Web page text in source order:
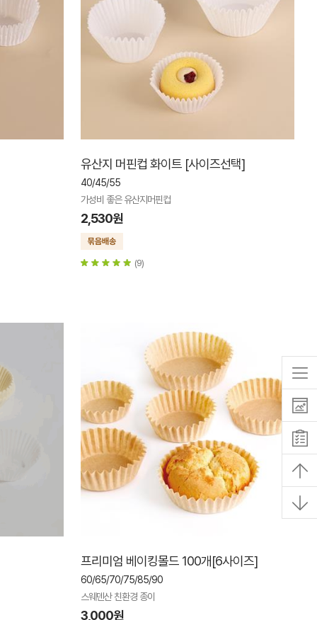
유산지 머핀컵 화이트 [사이즈선택]
40/45/55
가성비 좋은 유산지머핀컵
2,530원
(9)
프리미엄 베이킹몰드 100개[6사이즈]
60/65/70/75/85/90
스웨덴산 친환경 종이
3,000원